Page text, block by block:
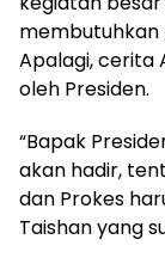
Apalagi, cerita
oleh Presiden.
“Bapak
akan hadir,
dan Prokes
Taishan yang